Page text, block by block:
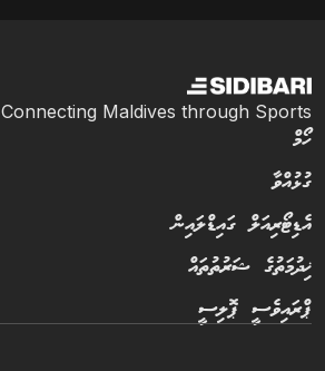
Connecting Maldives through Sports
ހޯމް
ގުޅުއްވާ
އެޑިޓޯރިއަލް ގައިޑްލައިން
ޚިދުމަތުގެ ޝަރުތުތައް
ޕްރައިވެސީ ޕޮލިސީ